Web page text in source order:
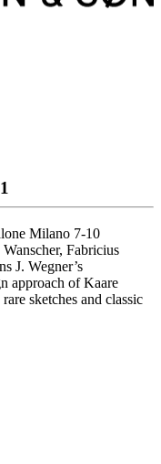
Milano 7-10
Fabricius
J. Wegner’s
approach of Kaare
sketches and classic